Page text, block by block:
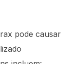
pode causar